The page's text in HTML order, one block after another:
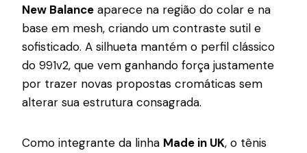
New Balance aparece na região do colar e na
base em mesh, criando um contraste sutil e
sofisticado. A silhueta mantém o perfil clássico
do 991v2, que vem ganhando força justamente
por trazer novas propostas cromáticas sem
alterar sua estrutura consagrada.
Como integrante da linha Made in UK, o tênis